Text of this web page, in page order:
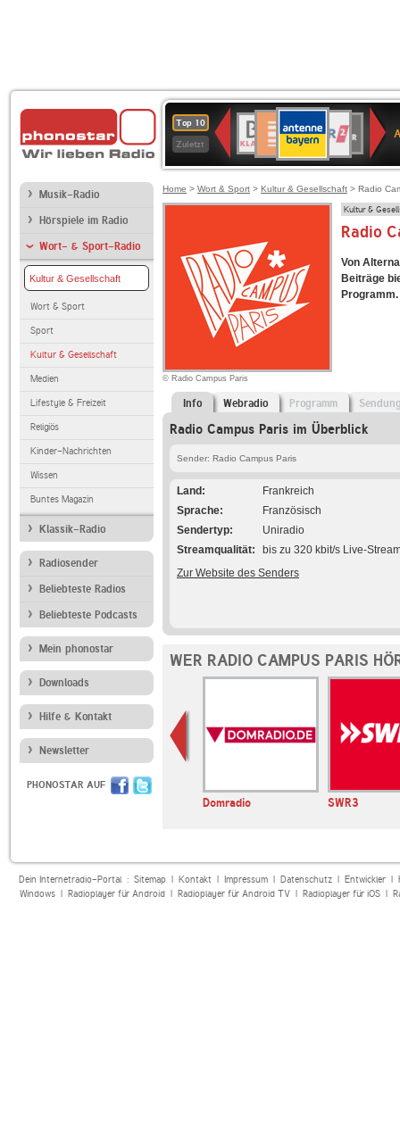
Top 10
Zuletzt
Deutschlandfunk
80er
90er
OLDIE
ANTENNE
SWR3
WDR
4
BR-
KLASSIK
Deutschlandfunk
KulturBAYERN
2
SWR
Kultur
NDR
2
Musik-Radio
Hörspiele im Radio
Wort- & Sport-Radio
Kultur & Gesellschaft
Wort & Sport
Sport
Kultur & Gesellschaft
Medien
Lifestyle & Freizeit
Religiös
Kinder-Nachrichten
Wissen
Buntes Magazin
Klassik-Radio
Radiosender
Beliebteste Radios
Beliebteste Podcasts
Mein phonostar
Downloads
Hilfe & Kontakt
Newsletter
PHONOSTAR AUF
Home > Wort & Sport > Kultur & Gesellschaft > Radio
© Radio Campus Paris
Kultur &
Radio
Von
Beiträge
Programm.
Info Webradio Programm
Radio Campus Paris im Überblick
Sender: Radio Campus Paris
Land
Frankreich
Sprache
Französisch
Sendertyp
Uniradio
Streamqualität
bis zu 320 kbit/s Live-
Zur Website des Senders
WER RADIO CAMPUS PARIS
Domradio SWR3
Dein Internetradio-Portal : Sitemap| Kontakt| Impressum| Datenschutz| Entwickler|
Windows| Radioplayer für Android| Radioplayer für Android TV| Radioplayer für iOS|